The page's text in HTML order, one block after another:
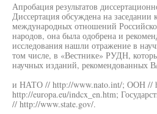
Апробация результатов
Диссертация обсуждена на
международных отношений
народов, она была одобрена и
исследования нашли отражение в
том числе, в «Вестнике» РУДН,
научных изданий, рекомендованных
и НАТО // http://www.nato.int/; ООН //
http://europa.eu/indcx_en.htm;
// http://www.state.gov/.